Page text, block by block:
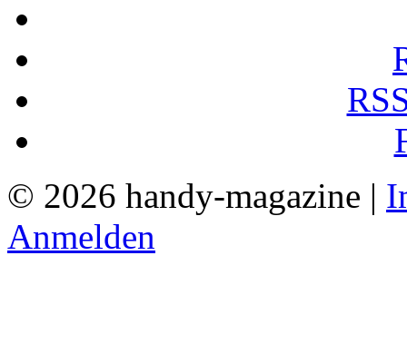
© 2026 handy-magazine |
Anmelden